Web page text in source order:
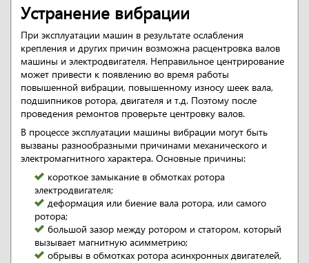
Устранение вибрации
При эксплуатации машин в результате ослабления
крепления и других причин возможна расцентровка валов
машины и электродвигателя. Неправильное центрирование
может привести к появлению во время работы
повышенной вибрации, повышенному износу шеек вала,
подшипников ротора, двигателя и т.д. Поэтому после
проведения ремонтов проверьте центровку валов.
В процессе эксплуатации машины вибрации могут быть
вызваны разнообразными причинами механического и
электромагнитного характера. Основные причины:
короткое замыкание в обмотках ротора
электродвигателя;
деформация или биение вала ротора, или самого
ротора;
большой зазор между ротором и статором, который
вызывает магнитную асимметрию;
обрывы в обмотках ротора асинхронных двигателей,